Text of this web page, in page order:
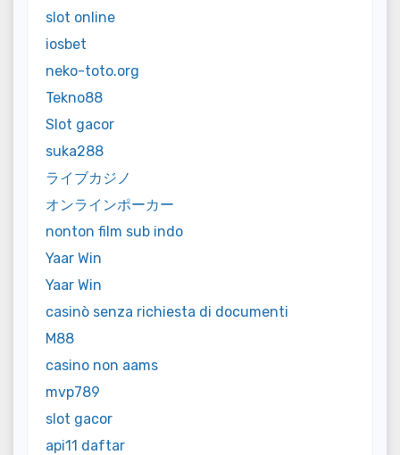
slot online
iosbet
neko-toto.org
Tekno88
Slot gacor
suka288
ライブカジノ
オンラインポーカー
nonton film sub indo
Yaar Win
Yaar Win
casinò senza richiesta di documenti
M88
casino non aams
mvp789
slot gacor
api11 daftar